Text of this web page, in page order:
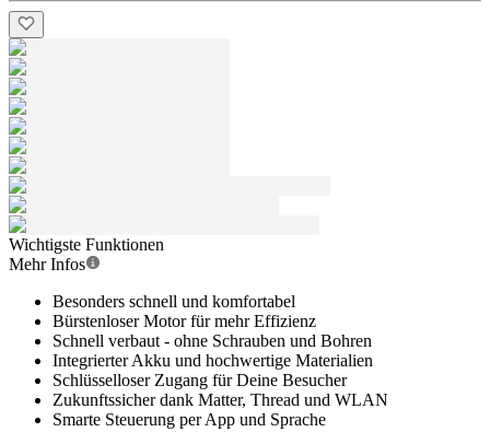
Wichtigste Funktionen
Mehr Infos
Besonders schnell und komfortabel
Bürstenloser Motor für mehr Effizienz
Schnell verbaut - ohne Schrauben und Bohren
Integrierter Akku und hochwertige Materialien
Schlüsselloser Zugang für Deine Besucher
Zukunftssicher dank Matter, Thread und WLAN
Smarte Steuerung per App und Sprache